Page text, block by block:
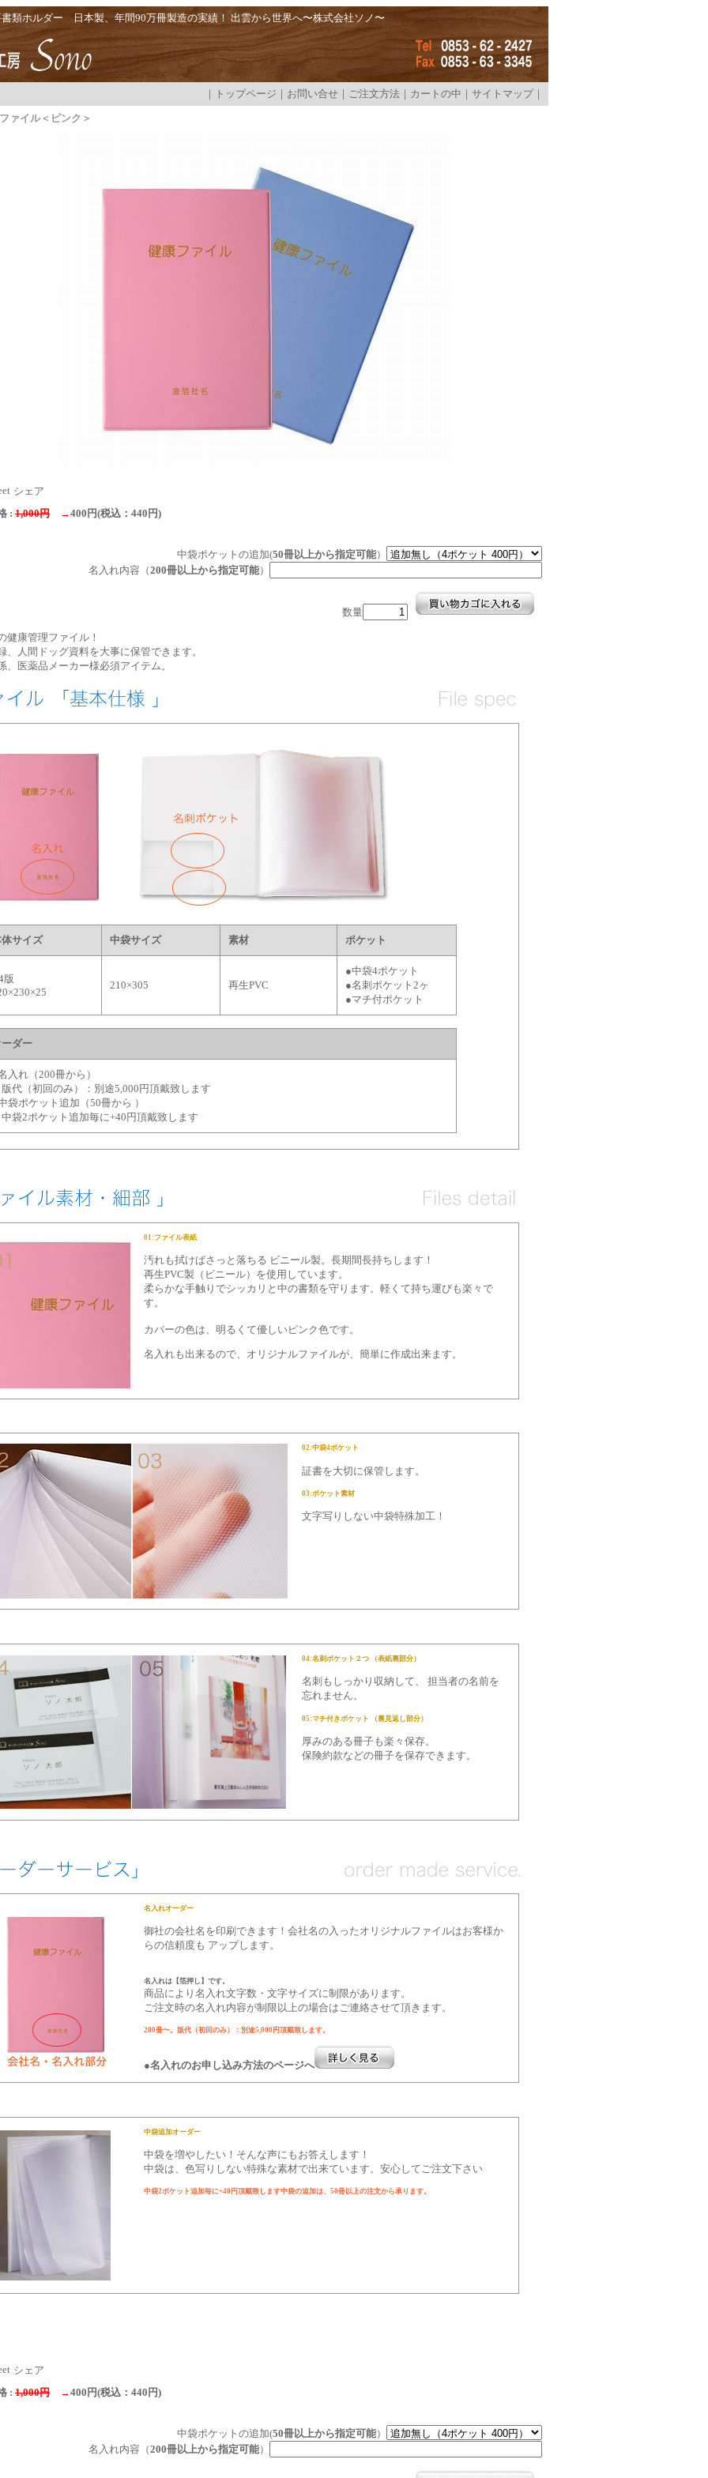
類ホルダー 日本製、年間90万冊製造の実績！ 出雲から世界へ〜株式会社ソノ〜
トップページ お問い合せ ご注文方法 カートの中 サイトマップ｜
ァイル＜ピンク＞
シェア
: 1,000円 →400円(税込：440円)
中袋ポケットの追加(50冊以上から指定可能）
名入れ内容（200冊以上から指定可能）
数量
健康管理ファイル！
、人間ドッグ資料を大事に保管できます。
、医薬品メーカー様必須アイテム。
サイズ 中袋サイズ 素材 ポケット
版
210×305 再生PVC
●中袋4ポケット
●名刺ポケット2ヶ
●マチ付ポケット
ダー
入れ（200冊から）
代（初回のみ）：別途5,000円頂戴致します
袋ポケット追加（50冊から ）
袋2ポケット追加毎に+40円頂戴致します
01:ファイル表紙
汚れも拭けばさっと落ちる ビニール製。長期間長持ちします！
再生PVC製（ビニール）を使用しています。
柔らかな手触りでシッカリと中の書類を守ります。軽くて持ち運びも楽々で
す。
カバーの色は、明るくて優しいピンク色です。
名入れも出来るので、オリジナルファイルが、簡単に作成出来ます。
02:中袋4ポケット
証書を大切に保管します。
03:ポケット素材
文字写りしない中袋特殊加工！
04:名刺ポケット２つ （表紙裏部分）
名刺もしっかり収納して、 担当者の名前を
忘れません。
05:マチ付きポケット （裏見返し部分）
厚みのある冊子も楽々保存。
保険約款などの冊子を保存できます。
名入れオーダー
御社の会社名を印刷できます！会社名の入ったオリジナルファイルはお客様か
らの信頼度も アップします。
名入れは【箔押し】です。
商品により名入れ文字数・文字サイズに制限があります。
ご注文時の名入れ内容が制限以上の場合はご連絡させて頂きます。
200冊〜。版代（初回のみ）：別途5,000円頂戴致します。
●名入れのお申し込み方法のページへ
中袋追加オーダー
中袋を増やしたい！そんな声にもお答えします！
中袋は、色写りしない特殊な素材で出来ています。安心してご注文下さい
中袋2ポケット追加毎に+40円頂戴致します中袋の追加は、50冊以上の注文から承ります。
シェア
: 1,000円 →400円(税込：440円)
中袋ポケットの追加(50冊以上から指定可能）
名入れ内容（200冊以上から指定可能）